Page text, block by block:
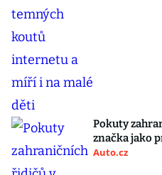
Pokuty
značka jako
Auto.cz